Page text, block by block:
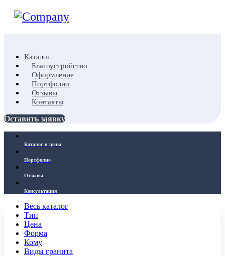
Каталог
Благоустройство
Оформление
Портфолио
Отзывы
Контакты
Оставить заявку
Каталог и цены
Портфолио
Отзывы
Консультация
Весь каталог
Тип
Цена
Форма
Кому
Виды гранита